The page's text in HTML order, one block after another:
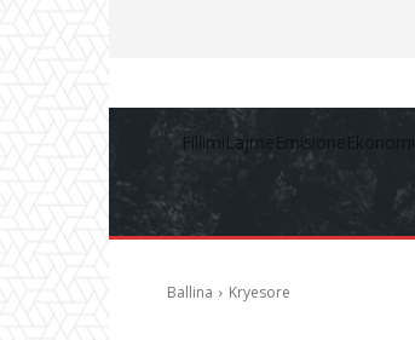
FillimiLajmeEmisioneEkonomi
Ballina Kryesore